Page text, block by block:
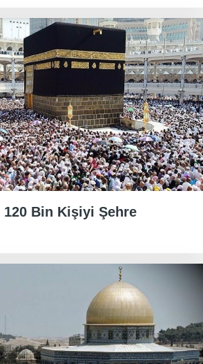
120 Bin Kişiyi Şehre